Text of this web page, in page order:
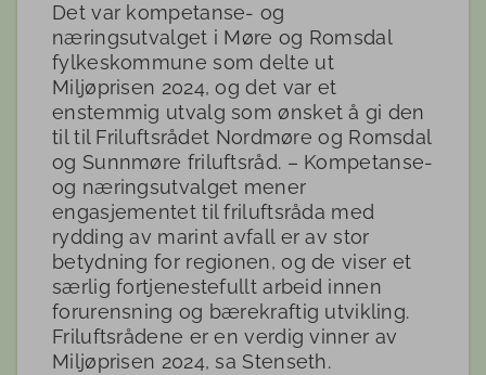
Det var kompetanse- og
næringsutvalget i Møre og Romsdal
fylkeskommune som delte ut
Miljøprisen 2024, og det var et
enstemmig utvalg som ønsket å gi den
til til Friluftsrådet Nordmøre og Romsdal
og Sunnmøre friluftsråd. – Kompetanse-
og næringsutvalget mener
engasjementet til friluftsråda med
rydding av marint avfall er av stor
betydning for regionen, og de viser et
særlig fortjenestefullt arbeid innen
forurensning og bærekraftig utvikling.
Friluftsrådene er en verdig vinner av
Miljøprisen 2024, sa Stenseth.